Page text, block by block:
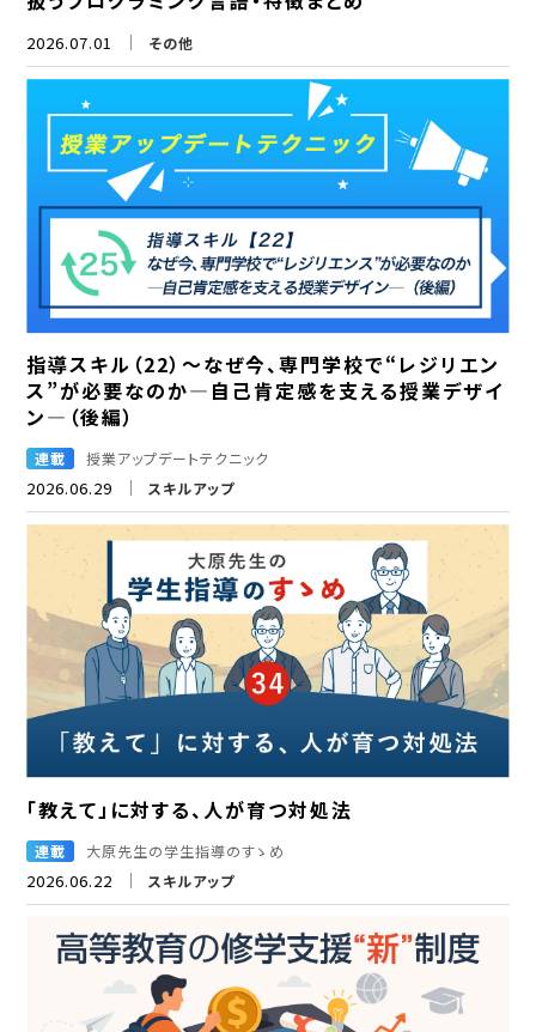
2026.07.01 その他
指導スキル（22）～なぜ今、専門学校で“レジリエン
ス”が必要なのか―自己肯定感を支える授業デザイ
ン―（後編）
2026.06.29 スキルアップ
連載 授業アップデートテクニック
「教えて」に対する、人が育つ対処法
2026.06.22 スキルアップ
連載 大原先生の学生指導のすゝめ